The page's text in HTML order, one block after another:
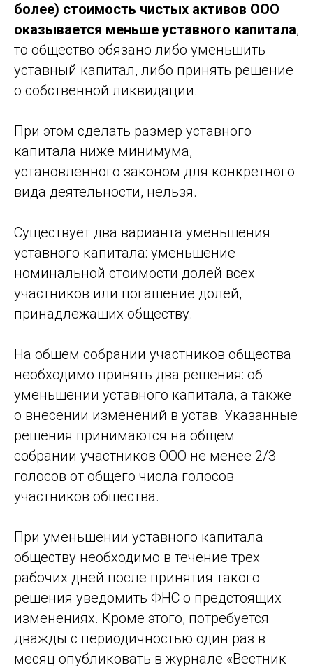
более) стоимость чистых активов ООО
оказывается меньше уставного капитала,
то общество обязано либо уменьшить
уставный капитал, либо принять решение
о собственной ликвидации.
При этом сделать размер уставного
капитала ниже минимума,
установленного законом для конкретного
вида деятельности, нельзя.
Существует два варианта уменьшения
уставного капитала: уменьшение
номинальной стоимости долей всех
участников или погашение долей,
принадлежащих обществу.
На общем собрании участников общества
необходимо принять два решения: об
уменьшении уставного капитала, а также
о внесении изменений в устав. Указанные
решения принимаются на общем
собрании участников ООО не менее 2/3
голосов от общего числа голосов
участников общества.
При уменьшении уставного капитала
обществу необходимо в течение трех
рабочих дней после принятия такого
решения уведомить ФНС о предстоящих
изменениях. Кроме этого, потребуется
дважды с периодичностью один раз в
месяц опубликовать в журнале «Вестник
Мы в СМИ